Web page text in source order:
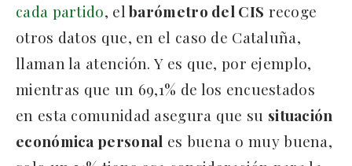
cada partido, elbarómetro del CIS recoge
otros datos que, en el caso de Cataluña,
llaman la atención. Y es que, por ejemplo,
mientras que un 69,1% de los encuestados
en esta comunidad asegura que su situación
económica personal es buena o muy buena,